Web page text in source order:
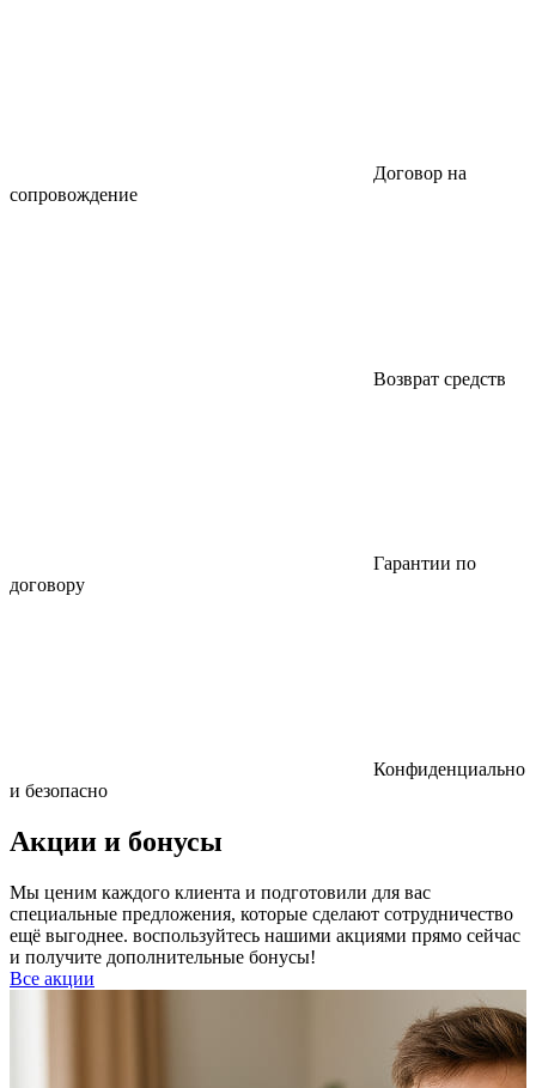
Договор на
сопровождение
Возврат средств
Гарантии по
договору
Конфиденциально
и безопасно
Акции и бонусы
Мы ценим каждого клиента и подготовили для вас
специальные предложения, которые сделают сотрудничество
ещё выгоднее. воспользуйтесь нашими акциями прямо сейчас
и получите дополнительные бонусы!
Все акции